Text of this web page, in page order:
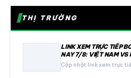
THỊ TRƯỜNG
LINK XEM TRỰC TIẾP
NAY 7/8: VIỆT NAM VS
Cập nhật link xem trực